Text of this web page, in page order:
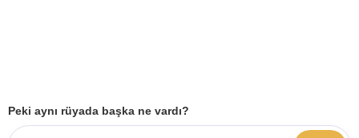
Peki aynı rüyada başka ne vardı?